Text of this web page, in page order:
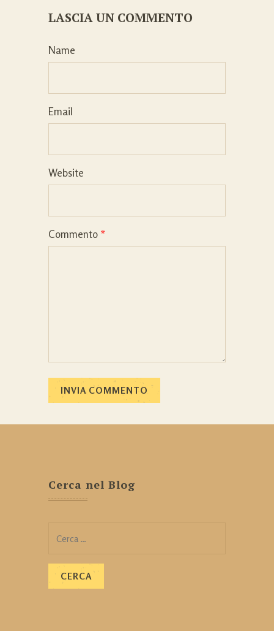
LASCIA UN COMMENTO
Name
Email
Website
Commento *
Cerca nel Blog